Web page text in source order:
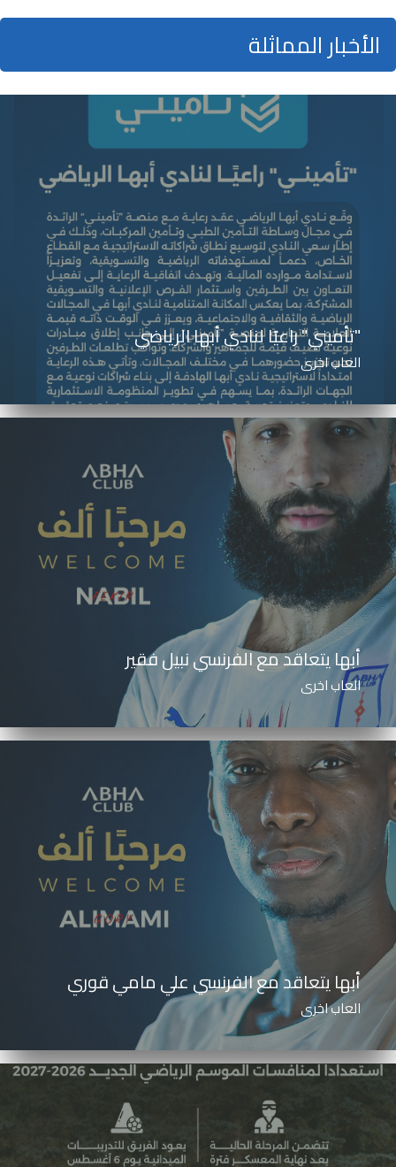
الأخبار المماثلة
"تأميني" راعيًا لنادي أبها الرياضي
العاب اخرى
أبها يتعاقد مع الفرنسي نبيل فقير
العاب اخرى
أبها يتعاقد مع الفرنسي علي مامي قوري
العاب اخرى